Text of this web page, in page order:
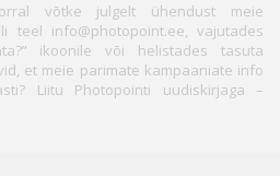
võtke julgelt ühendust meie
teel info@photopoint.ee, vajutades
ikoonile või helistades tasuta
et meie parimate kampaaniate info
Liitu Photopointi uudiskirjaga –